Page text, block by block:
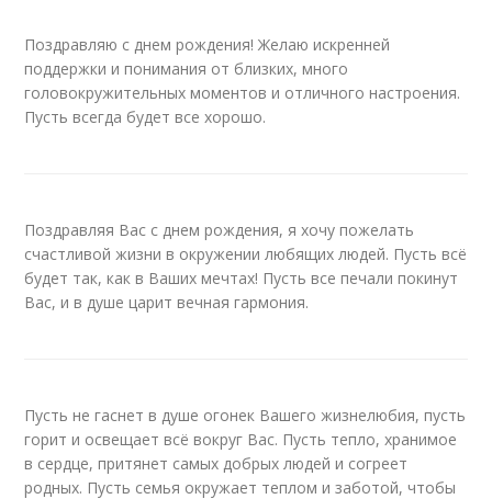
Поздравляю с днем рождения! Желаю искренней
поддержки и понимания от близких, много
головокружительных моментов и отличного настроения.
Пусть всегда будет все хорошо.
Поздравляя Вас с днем рождения, я хочу пожелать
счастливой жизни в окружении любящих людей. Пусть всё
будет так, как в Ваших мечтах! Пусть все печали покинут
Вас, и в душе царит вечная гармония.
Пусть не гаснет в душе огонек Вашего жизнелюбия, пусть
горит и освещает всё вокруг Вас. Пусть тепло, хранимое
в сердце, притянет самых добрых людей и согреет
родных. Пусть семья окружает теплом и заботой, чтобы